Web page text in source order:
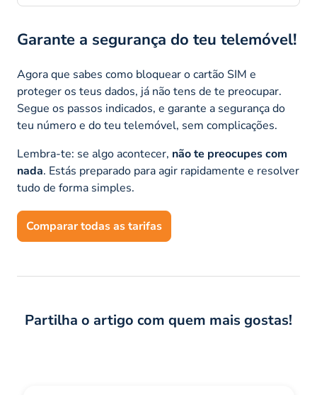
Garante a segurança do teu telemóvel!
Agora que sabes como bloquear o cartão SIM e
proteger os teus dados, já não tens de te preocupar.
Segue os passos indicados, e garante a segurança do
teu número e do teu telemóvel, sem complicações.
Lembra-te: se algo acontecer, não te preocupes com
nada. Estás preparado para agir rapidamente e resolver
tudo de forma simples.
Comparar todas as tarifas
Partilha o artigo com quem mais gostas!